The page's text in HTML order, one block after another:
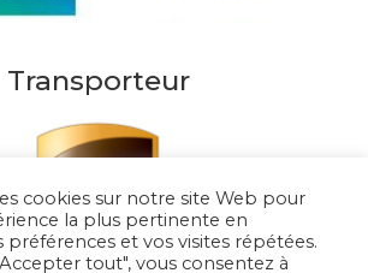
Transporteur
cookies sur notre site Web pour
la plus pertinente en
et vos visites répétées.
tout", vous consentez à